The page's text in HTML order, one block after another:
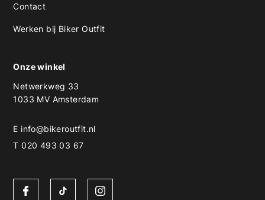
Contact
Werken bij Biker Outfit
Onze winkel
Netwerkweg 33
1033 MV Amsterdam
E info@bikeroutfit.nl
T 020 493 03 67